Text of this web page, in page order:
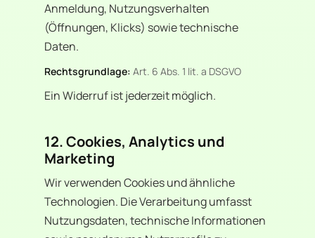
Anmeldung, Nutzungsverhalten
(Öffnungen, Klicks) sowie technische
Daten.
Rechtsgrundlage: Art. 6 Abs. 1 lit. a DSGVO
Ein Widerruf ist jederzeit möglich.
12. Cookies, Analytics und
Marketing
Wir verwenden Cookies und ähnliche
Technologien. Die Verarbeitung umfasst
Nutzungsdaten, technische Informationen